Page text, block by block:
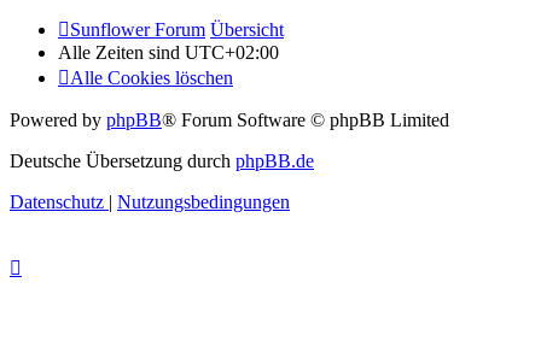
Sunflower Forum Übersicht
Alle Zeiten sind UTC+02:00
Alle Cookies löschen
Powered by phpBB® Forum Software © phpBB Limited
Deutsche Übersetzung durch phpBB.de
Datenschutz | Nutzungsbedingungen